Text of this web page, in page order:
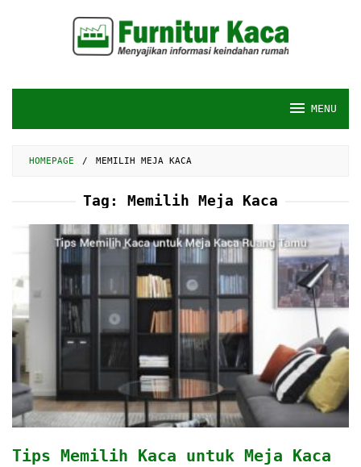
MENU
HOMEPAGE / MEMILIH MEJA KACA
Tag: Memilih Meja Kaca
Tips Memilih Kaca untuk Meja Kaca